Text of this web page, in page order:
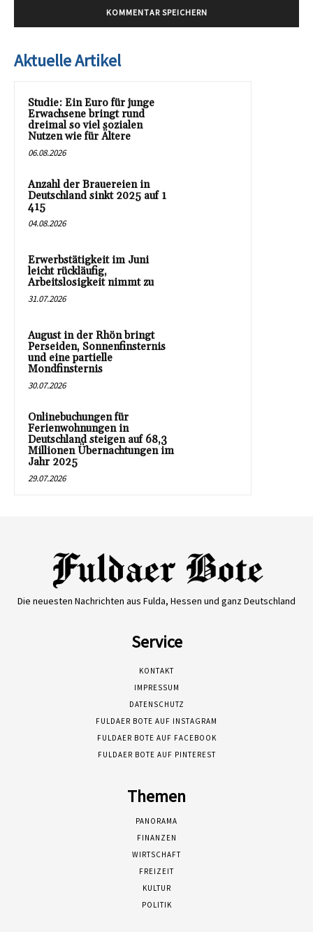
Aktuelle Artikel
Studie: Ein Euro für junge
Erwachsene bringt rund
dreimal so viel sozialen
Nutzen wie für Ältere
06.08.2026
Anzahl der Brauereien in
Deutschland sinkt 2025 auf 1
415
04.08.2026
Erwerbstätigkeit im Juni
leicht rückläufig,
Arbeitslosigkeit nimmt zu
31.07.2026
August in der Rhön bringt
Perseiden, Sonnenfinsternis
und eine partielle
Mondfinsternis
30.07.2026
Onlinebuchungen für
Ferienwohnungen in
Deutschland steigen auf 68,3
Millionen Übernachtungen im
Jahr 2025
29.07.2026
Die neuesten Nachrichten aus Fulda, Hessen und ganz Deutschland
Service
KONTAKT
IMPRESSUM
DATENSCHUTZ
FULDAER BOTE AUF INSTAGRAM
FULDAER BOTE AUF FACEBOOK
FULDAER BOTE AUF PINTEREST
Themen
PANORAMA
FINANZEN
WIRTSCHAFT
FREIZEIT
KULTUR
POLITIK